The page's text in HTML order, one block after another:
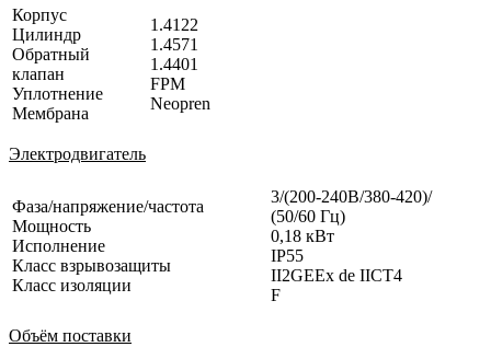
Корпус
Цилиндр
Обратный
клапан
Уплотнение
Мембрана
1.4122
1.4571
1.4401
FPM
Neopren
Электродвигатель
Фаза/напряжение/частота
Мощность
Исполнение
Класс взрывозащиты
Класс изоляции
3/(200-240В/380-420)/
(50/60 Гц)
0,18 кВт
IP55
II2GEEx de IICT4
F
Объём поставки